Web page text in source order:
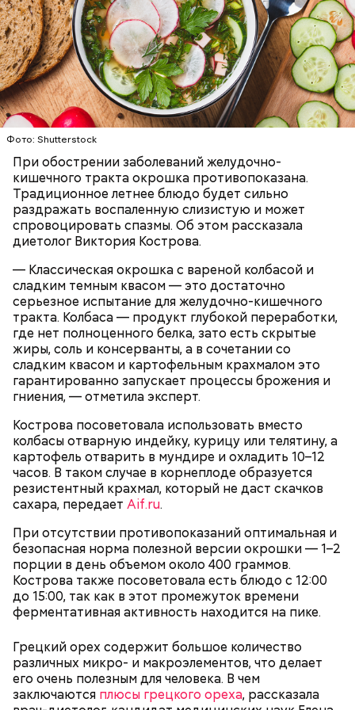
Фото: Shutterstock
При обострении заболеваний желудочно-
кишечного тракта окрошка противопоказана.
Традиционное летнее блюдо будет сильно
раздражать воспаленную слизистую и может
спровоцировать спазмы. Об этом рассказала
диетолог Виктория Кострова.
— Классическая окрошка с вареной колбасой и
сладким темным квасом — это достаточно
серьезное испытание для желудочно-кишечного
тракта. Колбаса — продукт глубокой переработки,
где нет полноценного белка, зато есть скрытые
жиры, соль и консерванты, а в сочетании со
сладким квасом и картофельным крахмалом это
гарантированно запускает процессы брожения и
гниения, — отметила эксперт.
Кострова посоветовала использовать вместо
колбасы отварную индейку, курицу или телятину, а
картофель отварить в мундире и охладить 10–12
часов. В таком случае в корнеплоде образуется
резистентный крахмал, который не даст скачков
сахара, передает Aif.ru.
При отсутствии противопоказаний оптимальная и
безопасная норма полезной версии окрошки — 1–2
порции в день объемом около 400 граммов.
Кострова также посоветовала есть блюдо с 12:00
до 15:00, так как в этот промежуток времени
ферментативная активность находится на пике.
Грецкий орех содержит большое количество
различных микро- и макроэлементов, что делает
его очень полезным для человека. В чем
заключаются плюсы грецкого ореха, рассказала
В Международный день холостяка все мужчины
День малины со сливками
День малины со сливками отмечается в США в
честь вкусового сочетания этой ягоды со сливками.
В этот праздник люди едят не только малину со
сливками, но и другие десерты на основе этих
двух ингредиентов. Их можно купить в магазине
или сделать самостоятельно вместе со своими
родными и близкими.
Ингредиенты:
кабачок;
брынза;
растительное масло;
помидоры черри либо грунтовые.
— Кабачки нужно натереть длинными слайсами
(это можно сделать на специальной терке),
похожими на спагетти, и уложить в противень.
масла, соль, а сверху бросить хаотично
порезанную брынзу. Затем добавляются помидоры
черри или грунтовые, — рассказал шеф-повар.
беременным, кормящим женщинам;
людям с ослабленной иммунной системой;
пожилым;
детям.
— Там может содержаться огромное количество
нитратов, которое вызовет головокружение,
гипоксию и ухудшение физического состояния, —
предостерегла Соломатина.
тщательно ее мыть, чтобы не отравиться, добавила
собеседница «ВМ».